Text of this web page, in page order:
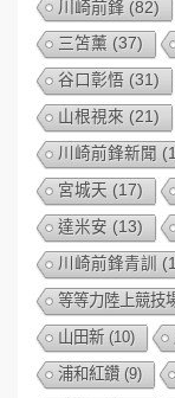
川崎前鋒 (82)
三笘薰 (37)
谷口彰悟 (31)
山根視來 (21)
川崎前鋒新聞
宮城天 (17)
達米安 (13)
川崎前鋒青訓
等等力陸上競技
山田新 (10)
浦和紅鑽 (9)